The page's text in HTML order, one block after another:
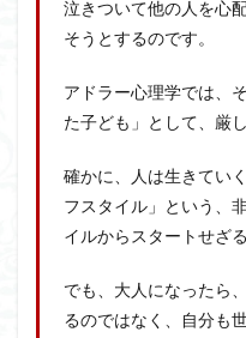
泣きついて他の人を心
そうとするのです。
アドラー心理学では、
た子ども」として、厳
確かに、人は生きてい
フスタイル」という、
イルからスタートせざ
でも、大人になったら
るのではなく、自分も